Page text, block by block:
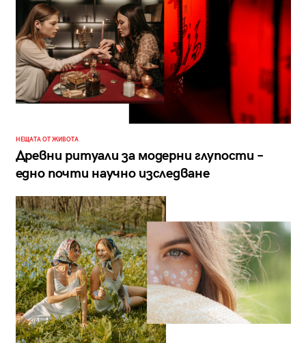
НЕЩАТА ОТ ЖИВОТА
Древни ритуали за модерни глупости –
едно почти научно изследване